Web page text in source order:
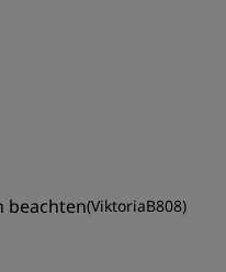
beachten(ViktoriaB808)